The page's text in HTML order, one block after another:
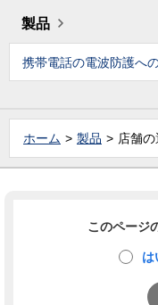
製品
携帯電話の電波防護へ
ホーム 製品 店舗
このページ
は